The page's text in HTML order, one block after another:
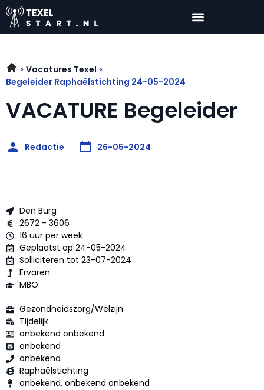
Vacatures Texel
Begeleider Raphaëlstichting 24-05-2024
VACATURE Begeleider
Redactie 26-05-2024
Den Burg
2672 - 3606
16 uur per week
Geplaatst op 24-05-2024
Solliciteren tot 23-07-2024
Ervaren
MBO
Gezondheidszorg/Welzijn
Tijdelijk
onbekend onbekend
onbekend
onbekend
Raphaëlstichting
onbekend, onbekend onbekend